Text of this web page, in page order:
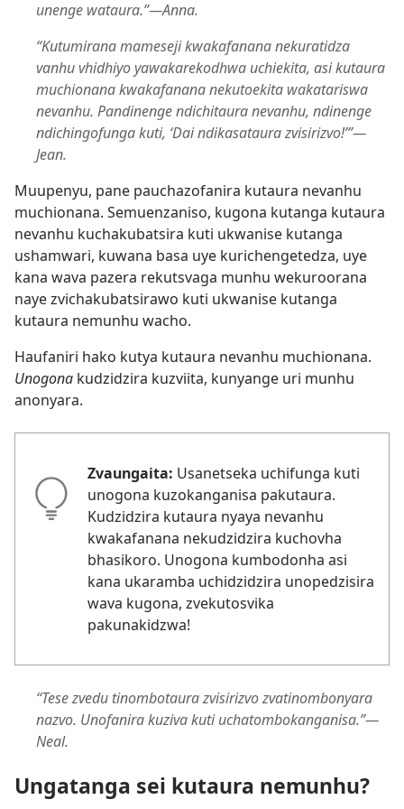
unenge wataura.”—Anna.
“Kutumirana mameseji kwakafanana nekuratidza
vanhu vhidhiyo yawakarekodhwa uchiekita, asi kutaura
muchionana kwakafanana nekutoekita wakatariswa
nevanhu. Pandinenge ndichitaura nevanhu, ndinenge
ndichingofunga kuti, ‘Dai ndikasataura zvisirizvo!’”—
Jean.
Muupenyu, pane pauchazofanira kutaura nevanhu
muchionana. Semuenzaniso, kugona kutanga kutaura
nevanhu kuchakubatsira kuti ukwanise kutanga
ushamwari, kuwana basa uye kurichengetedza, uye
kana wava pazera rekutsvaga munhu wekuroorana
naye zvichakubatsirawo kuti ukwanise kutanga
kutaura nemunhu wacho.
Haufaniri hako kutya kutaura nevanhu muchionana.
Unogona kudzidzira kuzviita, kunyange uri munhu
anonyara.
Zvaungaita: Usanetseka uchifunga kuti
unogona kuzokanganisa pakutaura.
Kudzidzira kutaura nyaya nevanhu
kwakafanana nekudzidzira kuchovha
bhasikoro. Unogona kumbodonha asi
kana ukaramba uchidzidzira unopedzisira
wava kugona, zvekutosvika
pakunakidzwa!
“Tese zvedu tinombotaura zvisirizvo zvatinombonyara
nazvo. Unofanira kuziva kuti uchatombokanganisa.”—
Neal.
Ungatanga sei kutaura nemunhu?